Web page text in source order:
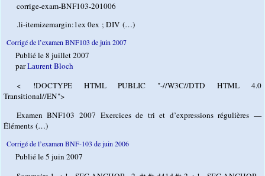
corrige-exam-BNF103-201006
.li-itemizemargin:1ex 0ex ; DIV (…)
Corrigé de l’examen BNF103 de juin 2007
Publié le 8 juillet 2007
parLaurent Bloch
< !DOCTYPE HTML PUBLIC "-//W3C//DTD HTML 4.0
Transitional//EN">
Examen BNF103 2007 Exercices de tri et d’expressions régulières —
Éléments (…)
Corrigé de l’examen BNF-103 de juin 2006
Publié le 5 juin 2007